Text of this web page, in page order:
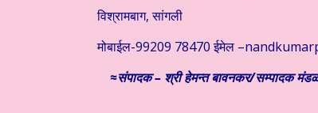
विश्रामबाग, सांगली
मोबाईल-99209 78470 ईमेल
≈संपादक – श्री हेमन्त बावनकर/सम्पादक